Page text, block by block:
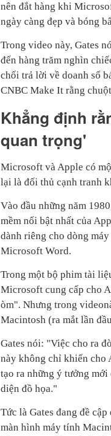
nên đắt hàng khi
ngày càng đẹp và bóng
Trong video này, Gates
đến hàng trăm nghìn
chối trả lời về doanh số
CNBC Make It rằng
Khẳng định
quan trọng'
Microsoft và Apple có
lại là đối thủ cạnh tranh
Vào đầu những năm
mềm nổi bật nhất của
dành riêng cho dòng
Microsoft Word.
Trong một bộ phim tài
Microsoft cung cấp cho
òm". Nhưng trong
Macintosh (ra mắt lần
Gates nói: "Việc cho ra
này không chỉ khiến cho
tạo ra những ý tưởng
diện đồ họa."
Tức là Gates đang đề
màn hình máy tính